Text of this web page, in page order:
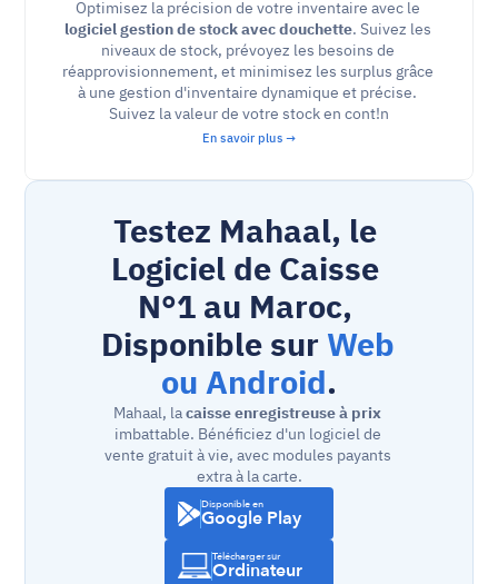
logiciel gestion de stock avec douchette. Suivez les
niveaux de stock, prévoyez les besoins de
réapprovisionnement, et minimisez les surplus grâce
à une gestion d'inventaire dynamique et précise.
Suivez la valeur de votre stock en cont!n
En savoir plus →
Testez Mahaal, le
Logiciel de Caisse
N°1 au Maroc,
Disponible sur Web
ou Android.
Mahaal, la caisse enregistreuse à prix
imbattable. Bénéficiez d'un logiciel de
vente gratuit à vie, avec modules payants
extra à la carte.
Disponible en
Google Play
Télécharger sur
Ordinateur